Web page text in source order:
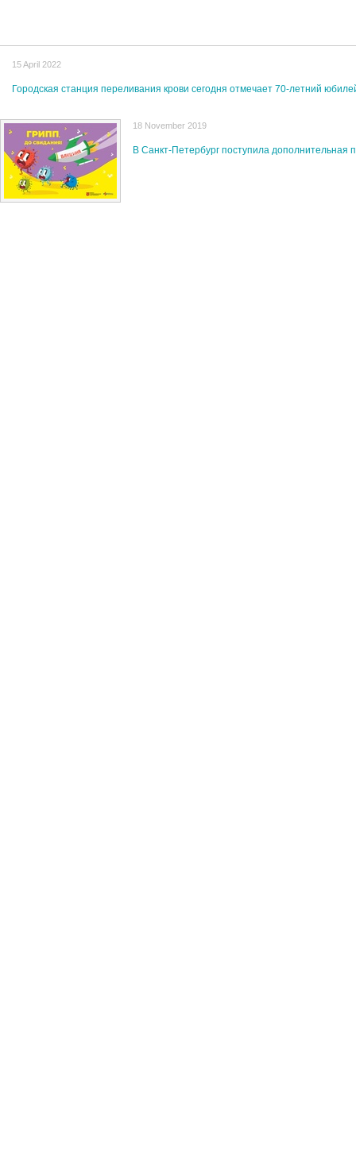
15 April 2022
Городская станция переливания крови сегодня отмечает 70-летний
18 November 2019
В Санкт-Петербург поступила дополнительная